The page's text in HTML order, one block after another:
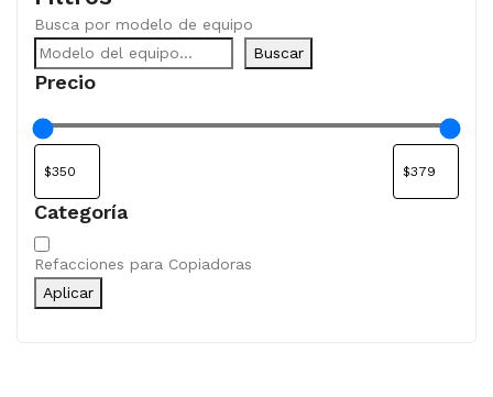
Busca por modelo de equipo
Buscar
Precio
Categoría
Categoría
Refacciones para Copiadoras
Aplicar